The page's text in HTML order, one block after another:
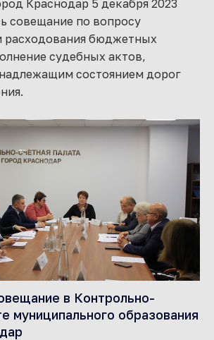
Краснодар 5 декабря 2023
совещание по вопросу
расходования бюджетных
судебных актов,
состоянием дорог
в Контрольно-
муниципального образования